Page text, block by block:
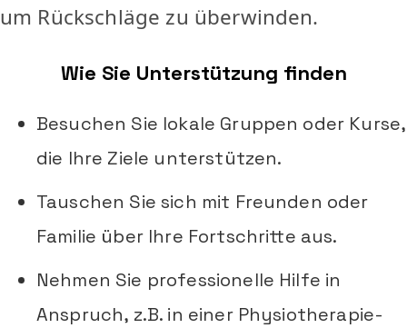
um Rückschläge zu überwinden.
Wie Sie Unterstützung finden
Besuchen Sie lokale Gruppen oder Kurse,
die Ihre Ziele unterstützen.
Tauschen Sie sich mit Freunden oder
Familie über Ihre Fortschritte aus.
Nehmen Sie professionelle Hilfe in
Anspruch, z.B. in einer Physiotherapie-